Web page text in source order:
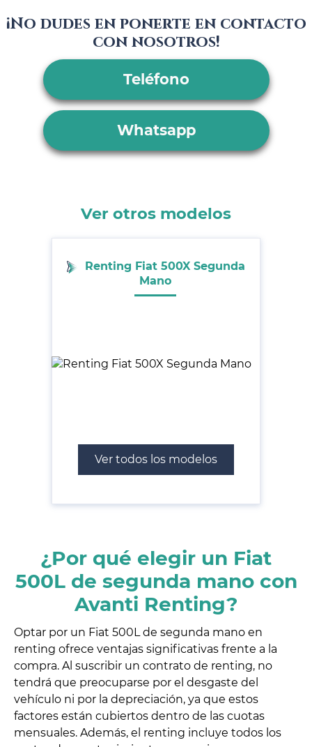
¡No dudes en ponerte en contacto
con nosotros!
Teléfono
Whatsapp
Ver otros modelos
Renting Fiat 500X Segunda
Mano
Ver todos los modelos
¿Por qué elegir un Fiat
500L de segunda mano con
Avanti Renting?
Optar por un Fiat 500L de segunda mano en
renting ofrece ventajas significativas frente a la
compra. Al suscribir un contrato de renting, no
tendrá que preocuparse por el desgaste del
vehículo ni por la depreciación, ya que estos
factores están cubiertos dentro de las cuotas
mensuales. Además, el renting incluye todos los